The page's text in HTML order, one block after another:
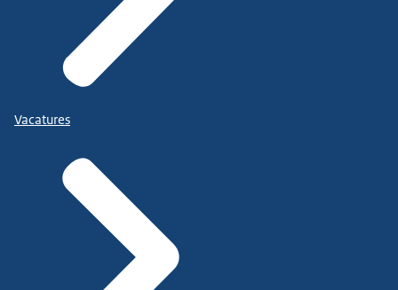
Vacatures